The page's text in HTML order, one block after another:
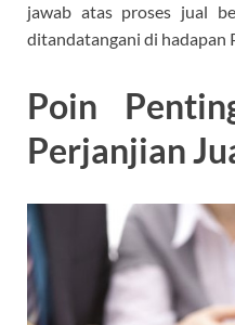
jawab atas proses jual
ditandatangani di hadapan
Poin
Perjanjian